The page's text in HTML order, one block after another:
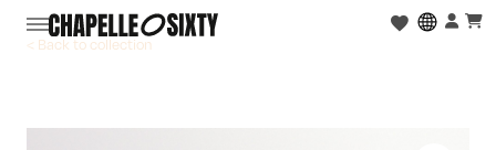
< Back to collection